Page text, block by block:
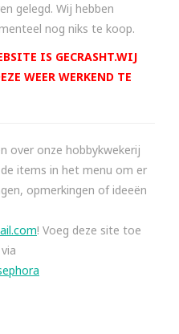
gelegd. Wij hebben
nog niks te koop.
IS GECRASHT.WIJ
WEER WERKEND TE
over onze hobbykwekerij
items in het menu om er
opmerkingen of ideeën
! Voeg deze site toe